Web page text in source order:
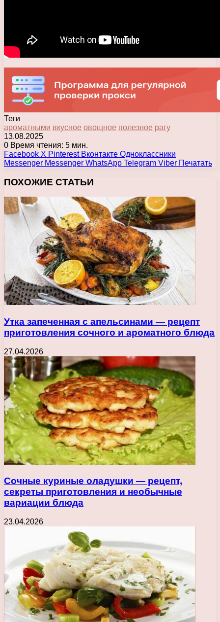
Теги
ароматными вкусное овощное полезное рагу
13.08.2025
0 Время чтения: 5 мин.
Facebook X Pinterest Вконтакте Одноклассники
Messenger Messenger WhatsApp Telegram Viber Печатать
ПОХОЖИЕ СТАТЬИ
Утка запеченная с апельсинами — рецепт
приготовления сочного и ароматного блюда
27.04.2026
Сочные куриные оладушки — рецепт,
секреты приготовления и необычные
вариации блюда
23.04.2026